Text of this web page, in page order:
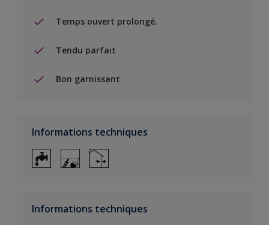
Temps ouvert prolongé.
Tendu parfait
Bon garnissant
Informations techniques
Informations techniques